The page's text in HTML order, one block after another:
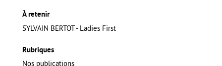
À retenir
SYLVAIN BERTOT - Ladies First
Rubriques
Nos publications